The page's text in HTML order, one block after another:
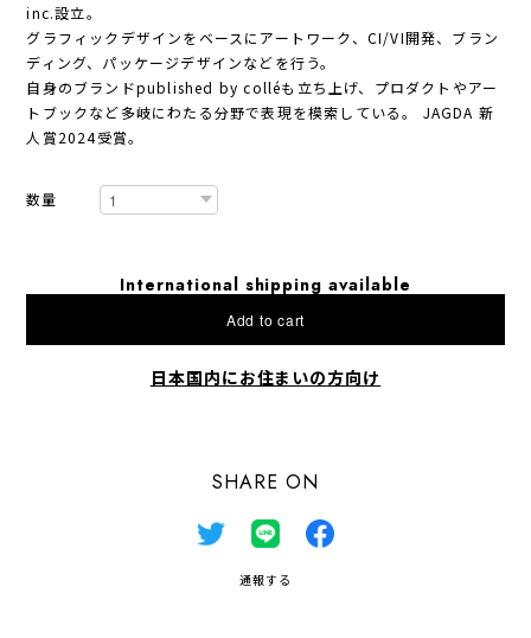
inc.設立。
グラフィックデザインをベースにアートワーク、CI/VI開発、ブラン
ディング、パッケージデザインなどを行う。
自身のブランドpublished by colléも立ち上げ、プロダクトやアー
トブックなど多岐にわたる分野で表現を模索している。 JAGDA 新
人賞2024受賞。
数量
International shipping available
Add to cart
日本国内にお住まいの方向け
SHARE ON
通報する